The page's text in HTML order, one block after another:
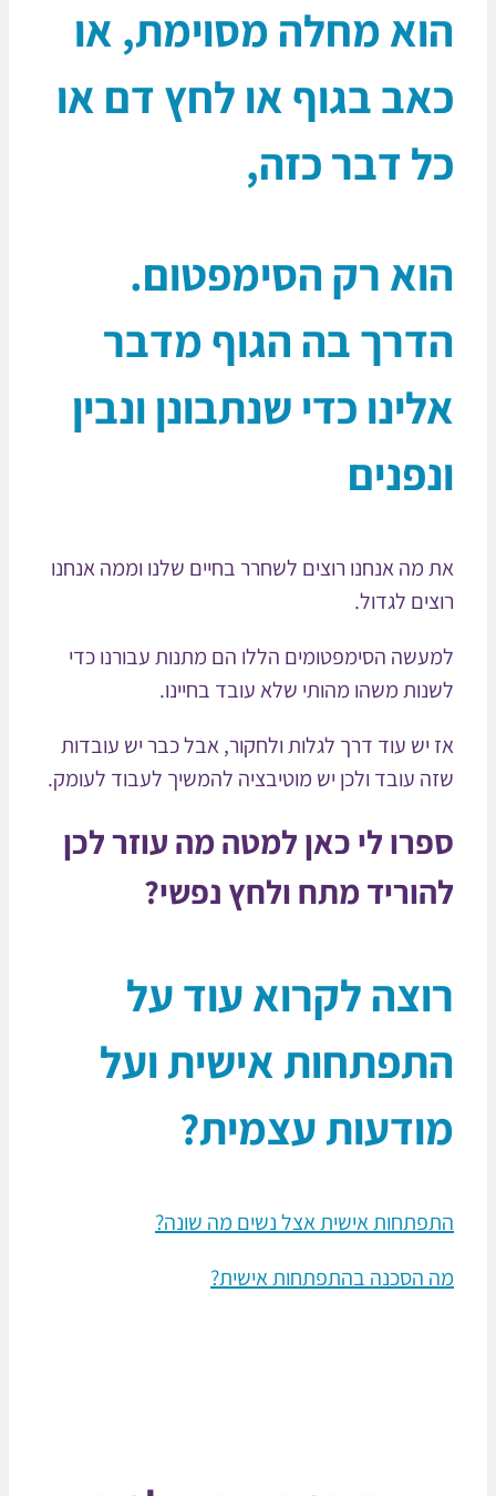
מחלה מסוימת, או
בגוף או לחץ דם או
דבר כזה,
רק הסימפטום.
בה הגוף מדבר
כדי שנתבונן ונבין
מה אנחנו רוצים לשחרר בחיים שלנו וממה אנחנו
לגדול.
הסימפטומים הללו הם מתנות עבורנו כדי
משהו מהותי שלא עובד בחיינו.
יש עוד דרך לגלות ולחקור, אבל כבר יש עובדות
עובד ולכן יש מוטיבציה להמשיך לעבוד לעומק.
לי כאן למטה מה עוזר לכן
מתח ולחץ נפשי?
לקרוא עוד על
אישית ועל
עצמית?
אישית אצל נשים מה שונה?
הסכנה בהתפתחות אישית?